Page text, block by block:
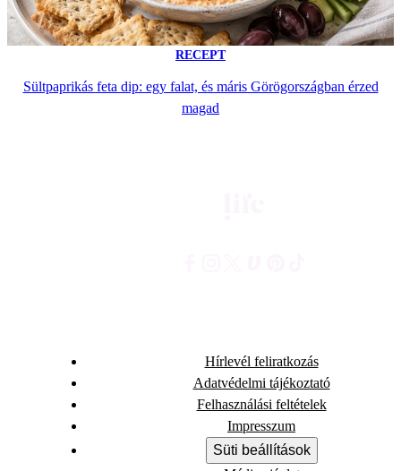
RECEPT
Sültpaprikás feta dip: egy falat, és máris Görögországban érzed
magad
Hírlevél feliratkozás
Adatvédelmi tájékoztató
Felhasználási feltételek
Impresszum
Süti beállítások